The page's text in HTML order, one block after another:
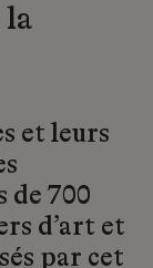
la
et leurs
de 700
d’art et
par cet